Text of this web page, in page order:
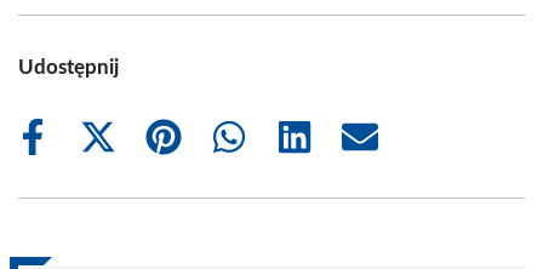
Udostępnij
Share
Share
(Twitter)
Share
Share
Share
Share